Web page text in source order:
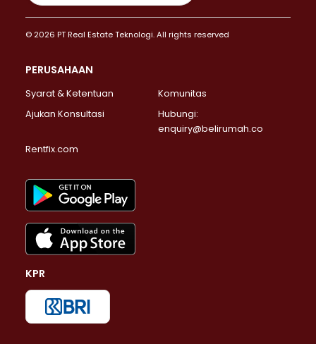
© 2026 PT Real Estate Teknologi. All rights reserved
PERUSAHAAN
Syarat & Ketentuan
Komunitas
Ajukan Konsultasi
Hubungi:
enquiry@belirumah.co
Rentfix.com
KPR